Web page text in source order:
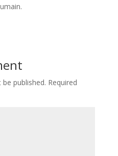
published. Required